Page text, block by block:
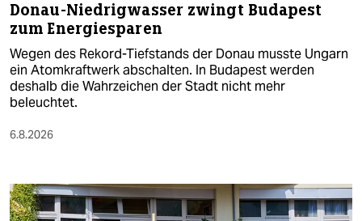
Donau-Niedrigwasser zwingt Budapest
zum Energiesparen
Wegen des Rekord-Tiefstands der Donau musste Ungarn
ein Atomkraftwerk abschalten. In Budapest werden
deshalb die Wahrzeichen der Stadt nicht mehr
beleuchtet.
6.8.2026